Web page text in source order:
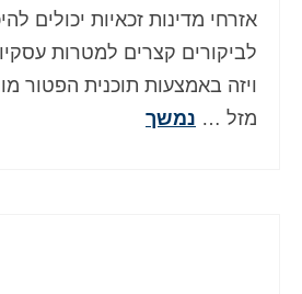
אזרחי מדינות זכאיות יכולים
לביקורים קצרים למטרות
ויזה באמצעות תוכנית הפטור
מזל … נמשך